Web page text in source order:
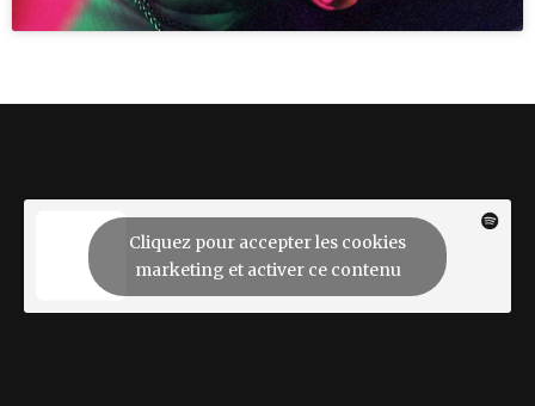
Cliquez pour accepter les cookies
marketing et activer ce contenu